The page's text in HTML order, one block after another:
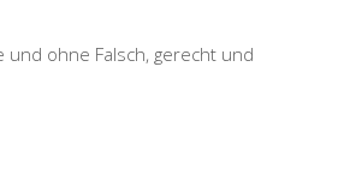
und ohne Falsch, gerecht und